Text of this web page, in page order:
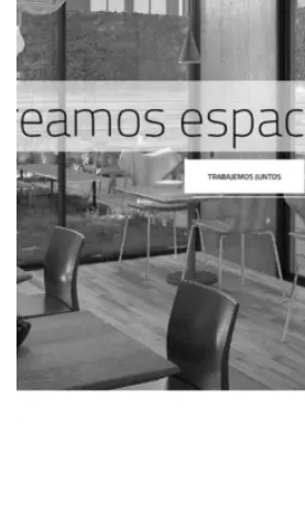
SATORI SHIATSU –
ENTRENAMIENTO